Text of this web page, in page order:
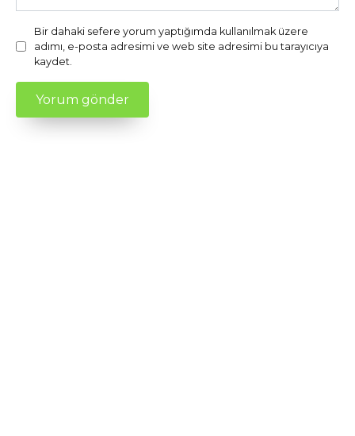
Bir dahaki sefere yorum yaptığımda kullanılmak üzere
adımı, e-posta adresimi ve web site adresimi bu tarayıcıya
kaydet.